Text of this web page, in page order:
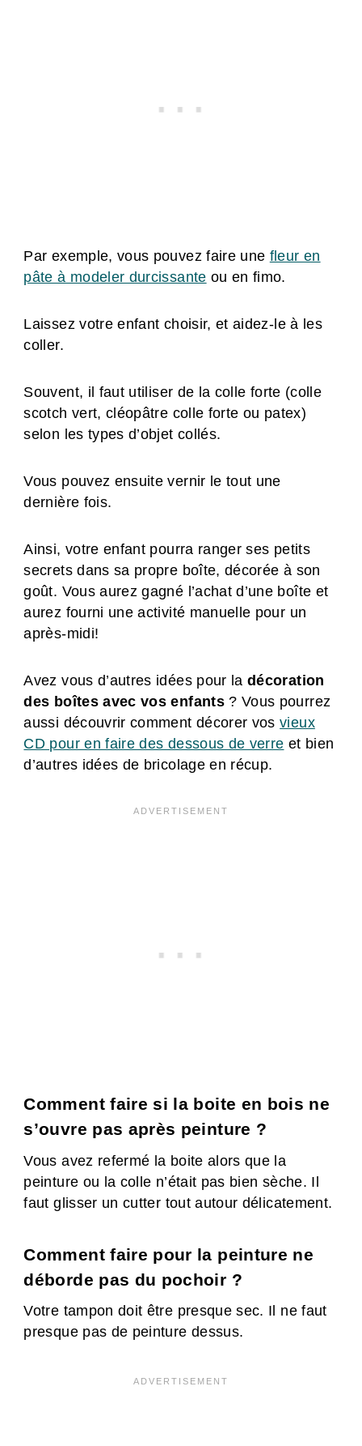
Par exemple, vous pouvez faire une fleur en
pâte à modeler durcissante ou en fimo.
Laissez votre enfant choisir, et aidez-le à les
coller.
Souvent, il faut utiliser de la colle forte (colle
scotch vert, cléopâtre colle forte ou patex)
selon les types d’objet collés.
Vous pouvez ensuite vernir le tout une
dernière fois.
Ainsi, votre enfant pourra ranger ses petits
secrets dans sa propre boîte, décorée à son
goût. Vous aurez gagné l’achat d’une boîte et
aurez fourni une activité manuelle pour un
après-midi!
Avez vous d’autres idées pour ladécoration
des boîtes avec vos enfants? Vous pourrez
aussi découvrir comment décorer vosvieux
CD pour en faire des dessous de verre et bien
d’autres idées de bricolage en récup.
Comment faire si la boite en bois ne
s’ouvre pas après peinture ?
Vous avez refermé la boite alors que la
peinture ou la colle n’était pas bien sèche. Il
faut glisser un cutter tout autour délicatement.
Comment faire pour la peinture ne
déborde pas du pochoir ?
Votre tampon doit être presque sec. Il ne faut
presque pas de peinture dessus.